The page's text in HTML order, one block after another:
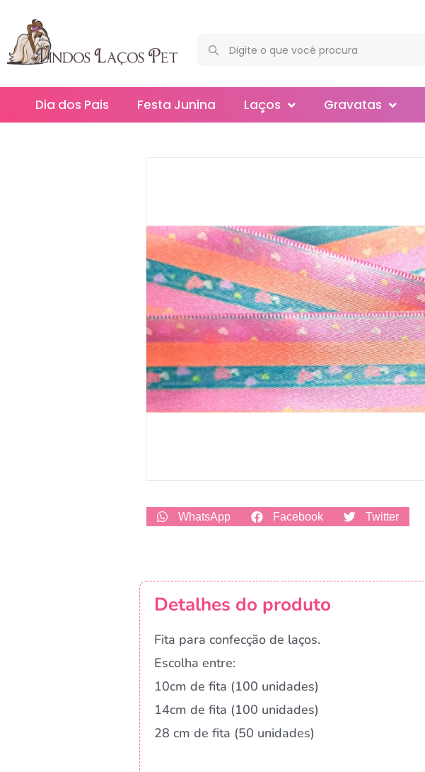
Dia dos Pais Festa Junina Laços
Mini
Slim
Splash
Gravatas
Smoking
WhatsApp Facebook Twitter
Detalhes do produto
Fita para confecção de laços.
Escolha entre:
10cm de fita (100 unidades)
14cm de fita (100 unidades)
28 cm de fita (50 unidades)